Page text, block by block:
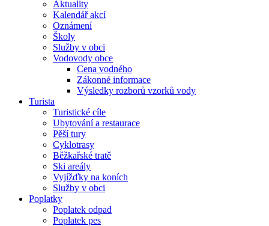
Aktuality
Kalendář akcí
Oznámení
Školy
Služby v obci
Vodovody obce
Cena vodného
Zákonné informace
Výsledky rozborů vzorků vody
Turista
Turistické cíle
Ubytování a restaurace
Pěší tury
Cyklotrasy
Běžkařské tratě
Ski areály
Vyjížďky na koních
Služby v obci
Poplatky
Poplatek odpad
Poplatek pes